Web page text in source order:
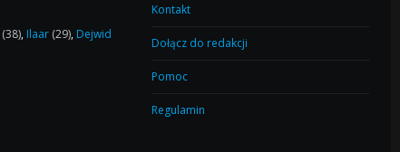
(38), Ilaar (29), Dejwid
Kontakt
Dołącz do redakcji
Pomoc
Regulamin